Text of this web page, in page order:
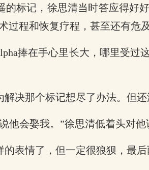
的标记，徐思清当时答应得好
过程和恢复疗程，甚至还有危
捧在手心里长大，哪里受
决那个标记想尽了办法。但
他会娶我。”徐思清低着头对
表情了，但一定很狼狈，最后